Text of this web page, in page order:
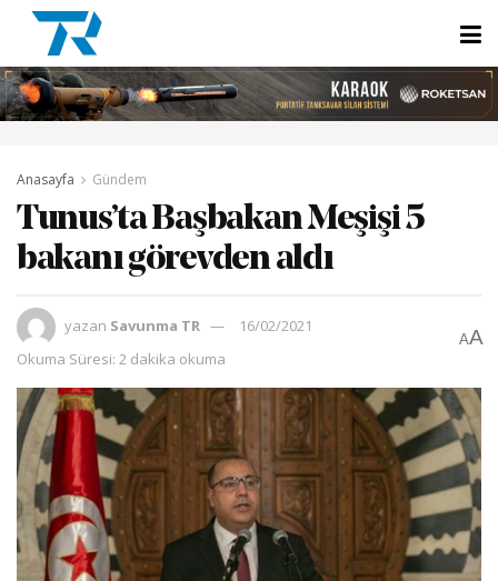
Anasayfa Gündem
Tunus’ta Başbakan Meşişi 5
bakanı görevden aldı
yazan Savunma TR
16/02/2021
Okuma Süresi: 2 dakika okuma
AA